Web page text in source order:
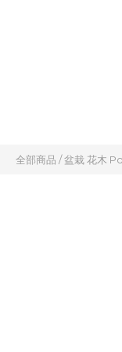
全部商品 /盆栽 花木